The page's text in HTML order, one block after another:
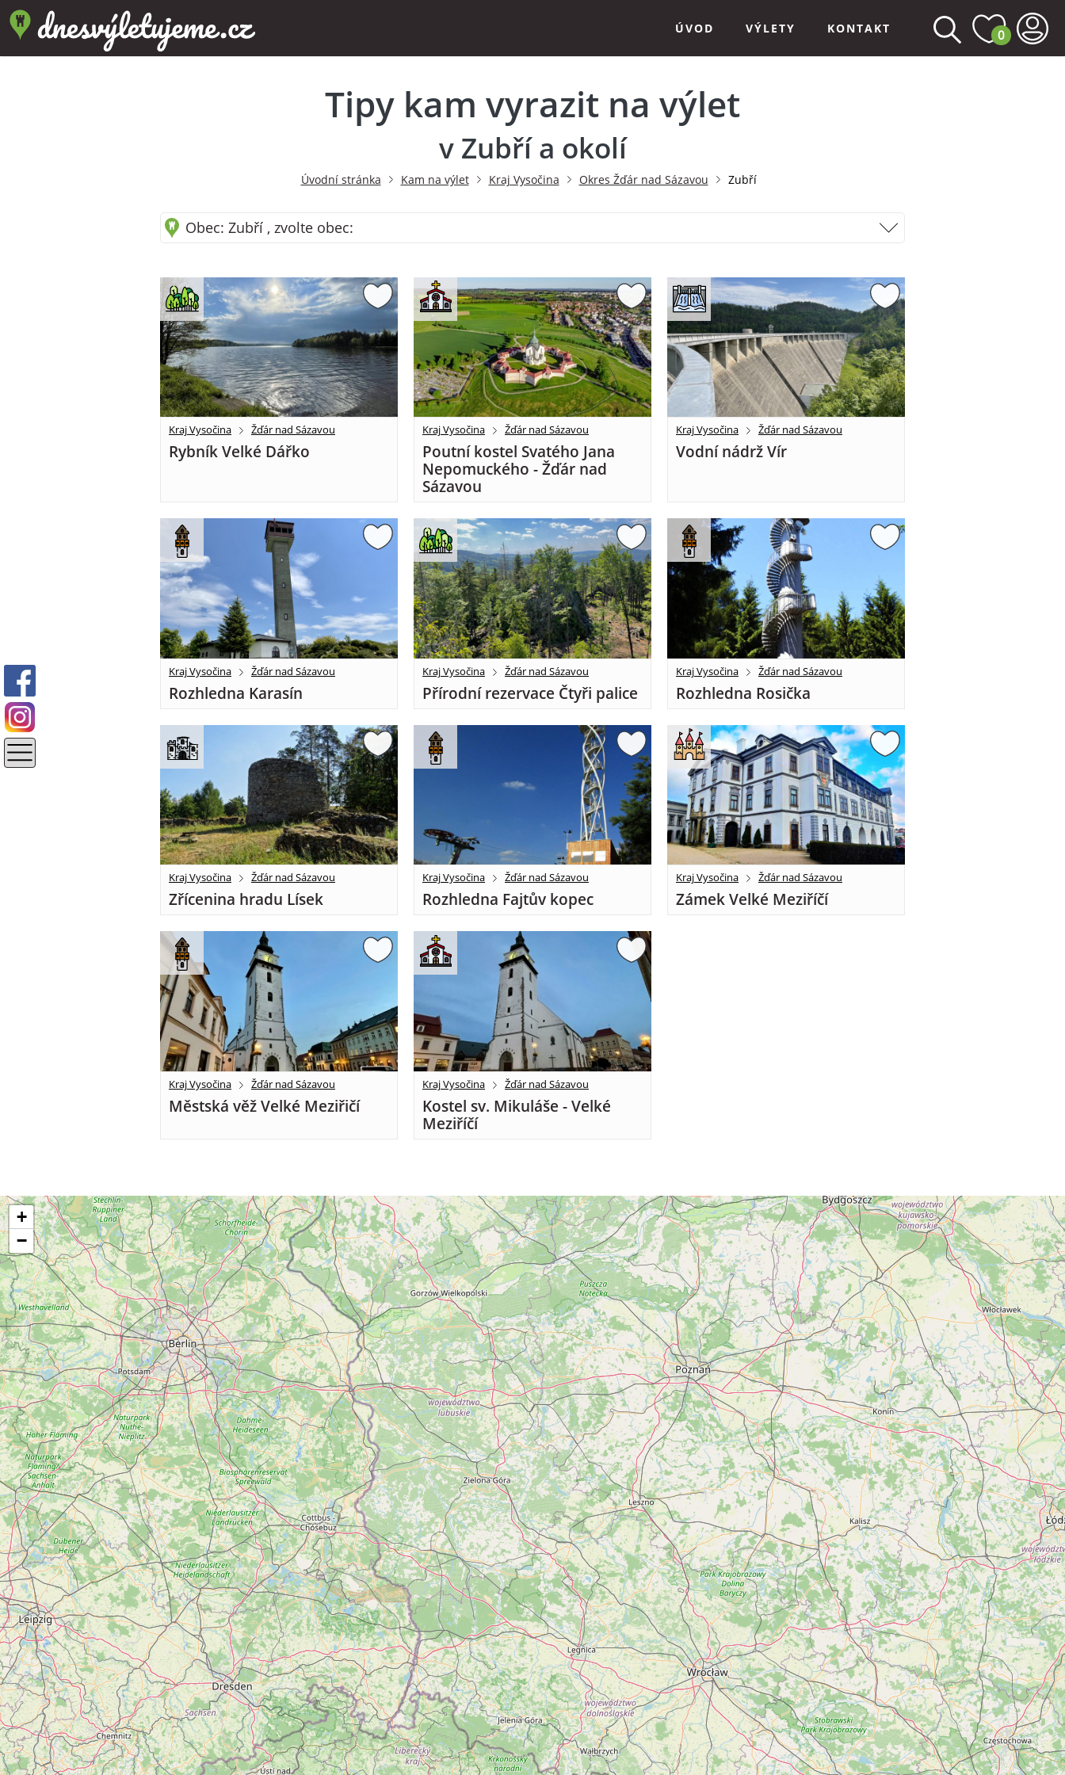
ÚVOD VÝLETY KONTAKT 0
Tipy kam vyrazit na výlet
v Zubří a okolí
Úvodní stránka Kam na výlet Kraj Vysočina Okres Žďár nad Sázavou Zubří
Obec: Zubří , zvolte obec:
Kraj Vysočina Žďár nad Sázavou
Rybník Velké Dářko
Kraj Vysočina Žďár nad Sázavou
Poutní kostel Svatého Jana
Nepomuckého - Žďár nad
Sázavou
Kraj Vysočina Žďár nad Sázavou
Vodní nádrž Vír
Kraj Vysočina Žďár nad Sázavou
Rozhledna Karasín
Kraj Vysočina Žďár nad Sázavou
Přírodní rezervace Čtyři palice
Kraj Vysočina Žďár nad Sázavou
Rozhledna Rosička
Kraj Vysočina Žďár nad Sázavou
Zřícenina hradu Lísek
Kraj Vysočina Žďár nad Sázavou
Rozhledna Fajtův kopec
Kraj Vysočina Žďár nad Sázavou
Zámek Velké Meziříčí
Kraj Vysočina Žďár nad Sázavou
Městská věž Velké Meziřičí
Kraj Vysočina Žďár nad Sázavou
Kostel sv. Mikuláše - Velké
Meziříčí
+
−